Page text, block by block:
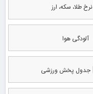
نرخ طلا، سکه، ارز
آلودگی هوا
جدول پخش ورزشی